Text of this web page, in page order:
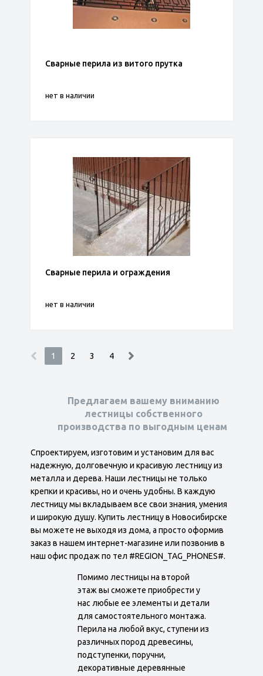
Сварные перила из витого прутка
нет в наличии
Сварные перила и ограждения
нет в наличии
1 2 3 4
Предлагаем вашему вниманию
лестницы собственного
производства по выгодным ценам
Спроектируем, изготовим и установим для вас
надежную, долговечную и красивую лестницу из
металла и дерева. Наши лестницы не только
крепки и красивы, но и очень удобны. В каждую
лестницу мы вкладываем все свои знания, умения
и широкую душу. Купить лестницу в Новосибирске
вы можете не выходя из дома, а просто оформив
заказ в нашем интернет-магазине или позвонив в
наш офис продаж по тел #REGION_TAG_PHONES#.
Помимо лестницы на второй
этаж вы сможете приобрести у
нас любые ее элементы и детали
для самостоятельного монтажа.
Перила на любой вкус, ступени из
различных пород древесины,
подступенки, поручни,
декоративные деревянные